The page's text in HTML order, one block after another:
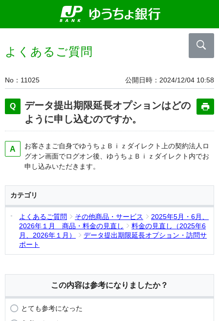
よくあるご質問
No 11025 公開日時 2024/12/04 10:58
データ提出期限延長オプションはどの
ように申し込むのですか。
お客さまご自身でゆうちょＢｉｚダイレクト上の契約法人ロ
グオン画面でログオン後、ゆうちょＢｉｚダイレクト内でお
申し込みいただきます。
カテゴリ
よくあるご質問 その他商品・サービス
2025年5月・6月、
2026年１月 商品・料金の見直し
料金の見直し（2025年6
月、2026年１月）
データ提出期限延長オプション・訪問サ
ポート
この内容は参考になりましたか？
とても参考になった